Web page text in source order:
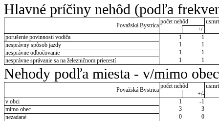
Hlavné príčiny nehôd (podľa
Považská Bystrica
počet nehôd
+/-
porušenie povinnosti vodiča
1
1
nesprávny spôsob jazdy
1
1
nesprávne odbočovanie
1
1
nesprávne správanie sa na železničnom priecestí
1 1
Nehody podľa miesta - v/mimo obec
Považská Bystrica
počet nehôd
+/-
v obci
1
-1
mimo obec
3
3
nezadané
0 0